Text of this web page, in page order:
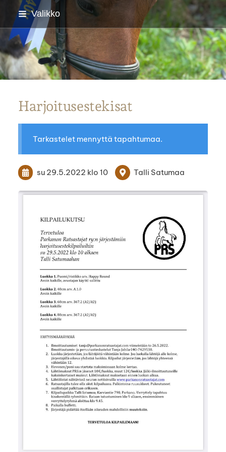
Siirry
sivun
sisältöön
Valikko
Parkanon Ratsastajat
Harjoitusestekisat
Tarkastelet mennyttä tapahtumaa.
su 29.5.2022 klo 10 Talli Satumaa